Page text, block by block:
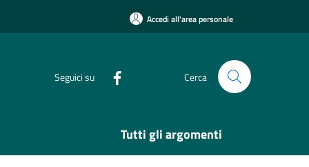
Accedi all'area personale
Seguici su Cerca
Tutti gli argomenti